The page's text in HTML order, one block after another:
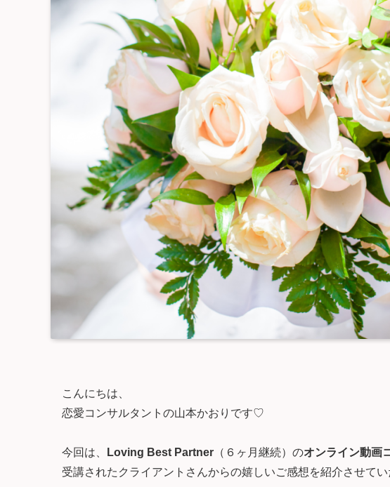
こんにちは、
恋愛コンサルタントの山本かおりです♡
今回は、 Loving Best Partner （６ヶ月継続）のオンライン動画
受講されたクライアントさんからの嬉しいご感想を紹介させてい